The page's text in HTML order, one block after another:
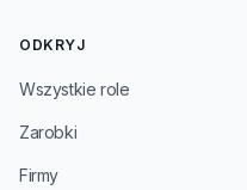
ODKRYJ
Wszystkie role
Zarobki
Firmy